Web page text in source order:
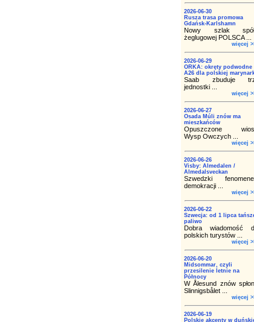
2026-06-30
Rusza trasa promowa
Gdańsk-Karlshamn
Nowy szlak
żeglugowej POLSCA ...
więcej
2026-06-29
ORKA: okręty podwodne
A26 dla polskiej
Saab zbuduje
jednostki ...
więcej
2026-06-27
Osada Múli znów ma
mieszkańców
Opuszczone
Wysp Owczych ...
więcej
2026-06-26
Visby: Almedalen /
Almedalsveckan
Szwedzki
demokracji ...
więcej
2026-06-22
Szwecja: od 1 lipca
paliwo
Dobra wiadomość
polskich turystów ...
więcej
2026-06-20
Midsommar, czyli
przesilenie letnie na
Północy
W Ålesund znów
Slinnigsbålet ...
więcej
2026-06-19
Polskie akcenty w